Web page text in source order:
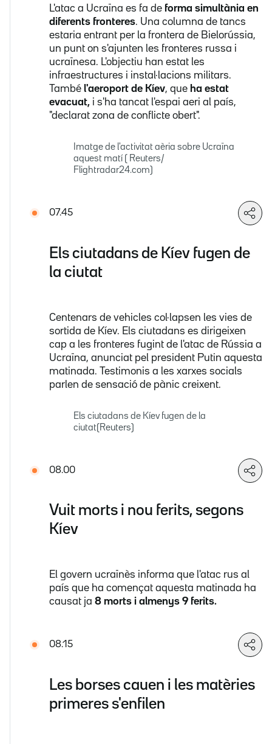
L'atac a Ucraïna es fa de forma simultània en
diferents fronteres. Una columna de tancs
estaria entrant per la frontera de Bielorússia,
un punt on s'ajunten les fronteres russa i
ucraïnesa. L'objectiu han estat les
infraestructures i instal·lacions militars.
També l'aeroport de Kíev, que ha estat
evacuat, i s'ha tancat l'espai aeri al país,
"declarat zona de conflicte obert".
Imatge de l'activitat aèria sobre Ucraïna
aquest matí ( Reuters/
Flightradar24.com)
07.45
Els ciutadans de Kíev fugen de
la ciutat
Centenars de vehicles col·lapsen les vies de
sortida de Kíev. Els ciutadans es dirigeixen
cap a les fronteres fugint de l'atac de Rússia a
Ucraïna, anunciat pel president Putin aquesta
matinada. Testimonis a les xarxes socials
parlen de sensació de pànic creixent.
Els ciutadans de Kíev fugen de la
ciutat(Reuters)
08.00
Vuit morts i nou ferits, segons
Kíev
El govern ucraïnès informa que l'atac rus al
país que ha començat aquesta matinada ha
causat ja 8 morts i almenys 9 ferits.
08.15
Les borses cauen i les matèries
primeres s'enfilen